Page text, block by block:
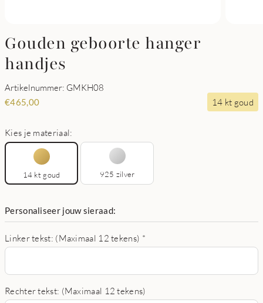
Gouden geboorte hanger
handjes
Artikelnummer: GMKH08
€465,00 14 kt goud
Kies je materiaal:
14 kt goud 925 zilver
Personaliseer jouw sieraad:
Linker tekst: (Maximaal 12 tekens) *
Rechter tekst: (Maximaal 12 tekens)